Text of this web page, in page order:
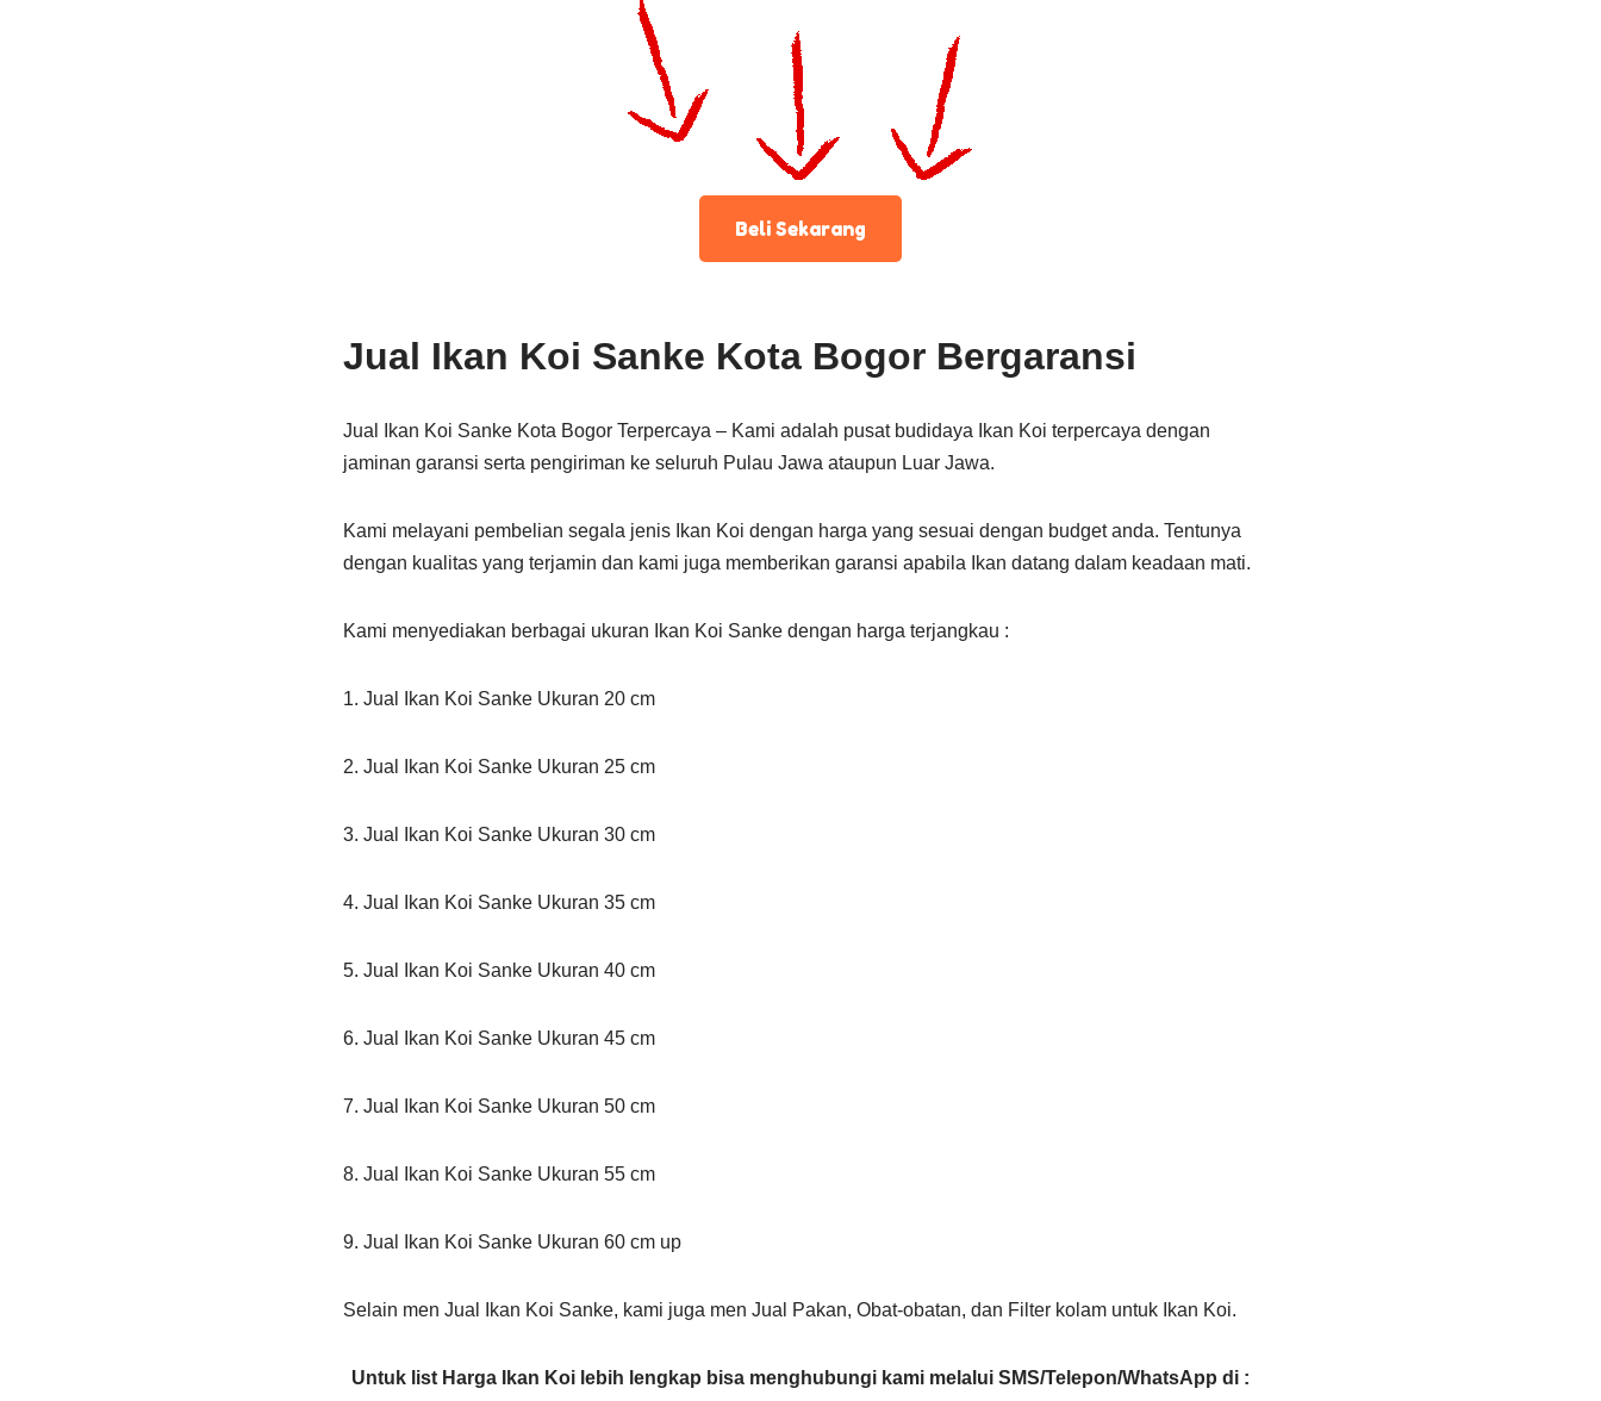
Beli Sekarang
Jual Ikan Koi Sanke Kota Bogor Bergaransi
Jual Ikan Koi Sanke Kota Bogor Terpercaya – Kami adalah pusat budidaya Ikan Koi terpercaya dengan
jaminan garansi serta pengiriman ke seluruh Pulau Jawa ataupun Luar Jawa.
Kami melayani pembelian segala jenis Ikan Koi dengan harga yang sesuai dengan budget anda. Tentunya
dengan kualitas yang terjamin dan kami juga memberikan garansi apabila Ikan datang dalam keadaan mati.
Kami menyediakan berbagai ukuran Ikan Koi Sanke dengan harga terjangkau :
1. Jual Ikan Koi Sanke Ukuran 20 cm
2. Jual Ikan Koi Sanke Ukuran 25 cm
3. Jual Ikan Koi Sanke Ukuran 30 cm
4. Jual Ikan Koi Sanke Ukuran 35 cm
5. Jual Ikan Koi Sanke Ukuran 40 cm
6. Jual Ikan Koi Sanke Ukuran 45 cm
7. Jual Ikan Koi Sanke Ukuran 50 cm
8. Jual Ikan Koi Sanke Ukuran 55 cm
9. Jual Ikan Koi Sanke Ukuran 60 cm up
Selain men Jual Ikan Koi Sanke, kami juga men Jual Pakan, Obat-obatan, dan Filter kolam untuk Ikan Koi.
Untuk list Harga Ikan Koi lebih lengkap bisa menghubungi kami melalui SMS/Telepon/WhatsApp di :